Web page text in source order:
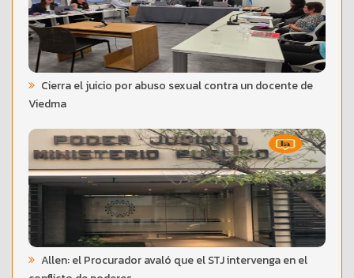
Cierra el juicio por abuso sexual contra un docente de
Viedma
Allen: el Procurador avaló que el STJ intervenga en el